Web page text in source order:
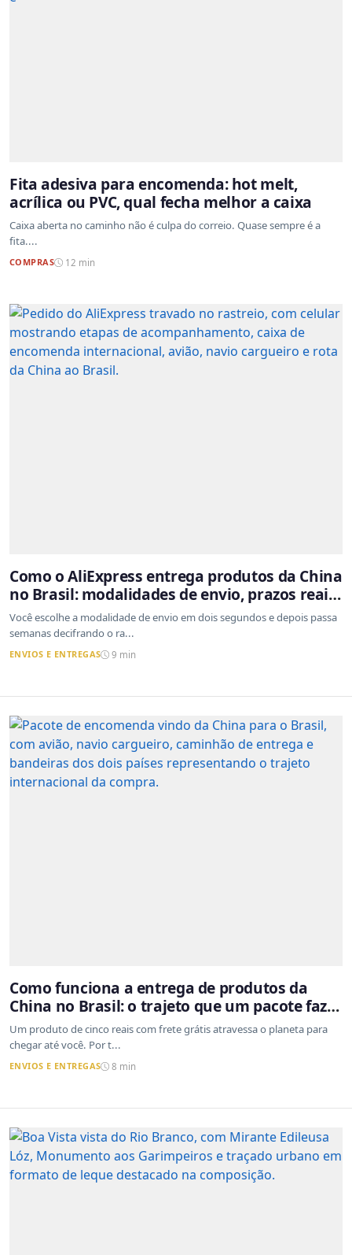
Fita adesiva para encomenda: hot melt,
acrílica ou PVC, qual fecha melhor a caixa
Caixa aberta no caminho não é culpa do correio. Quase sempre é a
fita....
COMPRAS 12 min
Como o AliExpress entrega produtos da China
no Brasil: modalidades de envio, prazos reais
e o que a Cainiao tem a ver com isso
Você escolhe a modalidade de envio em dois segundos e depois passa
semanas decifrando o ra...
ENVIOS E ENTREGAS 9 min
Como funciona a entrega de produtos da
China no Brasil: o trajeto que um pacote faz
do outro lado do mundo até a sua casa
Um produto de cinco reais com frete grátis atravessa o planeta para
chegar até você. Por t...
ENVIOS E ENTREGAS 8 min